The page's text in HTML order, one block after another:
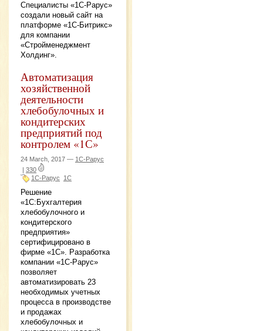
Специалисты «1С-Рарус»
создали новый сайт на
платформе «1С-Битрикс»
для компании
«Стройменеджмент
Холдинг».
Автоматизация
хозяйственной
деятельности
хлебобулочных и
кондитерских
предприятий под
контролем «1С»
24 March, 2017 — 1С-Рарус
330
1С-Рарус
1С
Решение
«1С:Бухгалтерия
хлебобулочного и
кондитерского
предприятия»
сертифицировано в
фирме «1С». Разработка
компании «1С-Рарус»
позволяет
автоматизировать 23
необходимых учетных
процесса в производстве
и продажах
хлебобулочных и